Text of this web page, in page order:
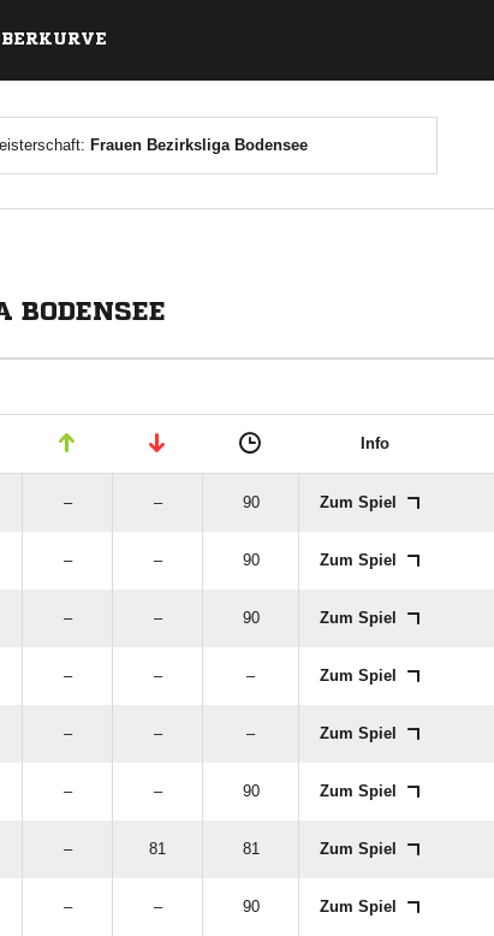
Frauen Bezirksliga Bodensee
Info
– – 90 Zum Spiel
– – 90 Zum Spiel
– – 90 Zum Spiel
– – – Zum Spiel
– – – Zum Spiel
– – 90 Zum Spiel
– 81 81 Zum Spiel
– – 90 Zum Spiel